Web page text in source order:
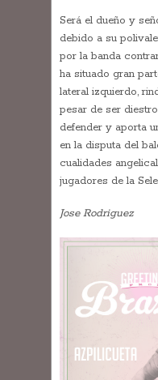
Será el dueño y
debido a su
por la banda
ha situado gran
lateral izquierdo,
pesar de ser
defender y aporta
en la disputa del
cualidades
jugadores de la
Jose Rodriguez